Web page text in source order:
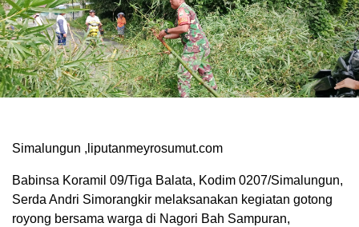
Simalungun ,liputanmeyrosumut.com
Babinsa Koramil 09/Tiga Balata, Kodim 0207/Simalungun,
Serda Andri Simorangkir melaksanakan kegiatan gotong
royong bersama warga di Nagori Bah Sampuran,